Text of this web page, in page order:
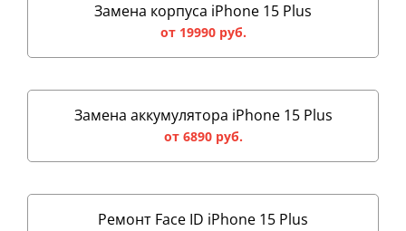
Замена корпуса iPhone 15 Plus
от 19990 руб.
Замена аккумулятора iPhone 15 Plus
от 6890 руб.
Ремонт Face ID iPhone 15 Plus